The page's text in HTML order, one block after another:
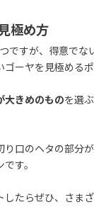
極め方
ですが、得意でな
ーヤを見極めるポ
大きめのものを選
り口のヘタの部分
す。
したらぜひ、さま